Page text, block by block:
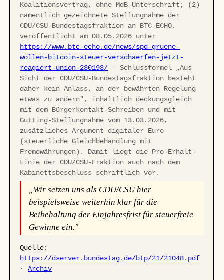
Koalitionsvertrag, ohne MdB-Unterschrift; (2)
namentlich gezeichnete Stellungnahme der
CDU/CSU-Bundestagsfraktion an BTC-ECHO,
veröffentlicht am 08.05.2026 unter
https://www.btc-echo.de/news/spd-gruene-
wollen-bitcoin-steuer-verschaerfen-jetzt-
reagiert-union-230193/ — Schlussformel „Aus
Sicht der CDU/CSU-Bundestagsfraktion besteht
daher kein Anlass, an der bewährten Regelung
etwas zu ändern", inhaltlich deckungsgleich
mit dem Bürgerkontakt-Schreiben und mit
Gutting-Stellungnahme vom 13.03.2026,
zusätzliches Argument digitaler Euro
(steuerliche Gleichbehandlung mit
Fremdwährungen). Damit liegt die Pro-Erhalt-
Linie der CDU/CSU-Fraktion auch nach dem
Kabinettsbeschluss schriftlich vor.
„Wir setzen uns als CDU/CSU hier
beispielsweise weiterhin klar für die
Beibehaltung der Einjahresfrist für steuerfreie
Gewinne ein."
Quelle:
https://dserver.bundestag.de/btp/21/21048.pdf
·Archiv